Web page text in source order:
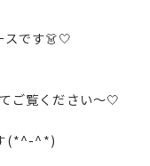
です👗🤍
ご覧ください～🤍
(*^-^*)